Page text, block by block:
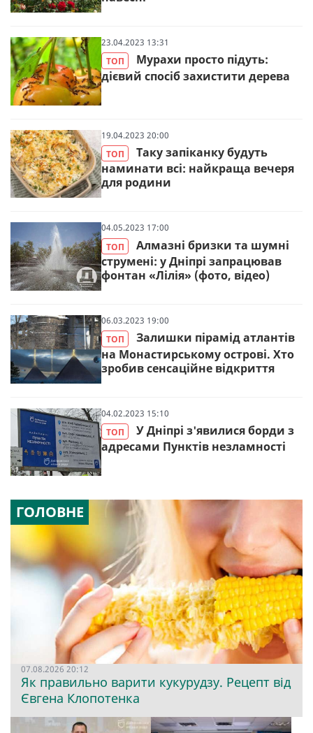
23.04.2023 13:31
ТОП
Мурахи просто підуть:
дієвий спосіб захистити дерева
19.04.2023 20:00
ТОП
Таку запіканку будуть
наминати всі: найкраща вечеря
для родини
04.05.2023 17:00
ТОП
Алмазні бризки та шумні
струмені: у Дніпрі запрацював
фонтан «Лілія» (фото, відео)
06.03.2023 19:00
ТОП
Залишки пірамід атлантів
на Монастирському острові. Хто
зробив сенсаційне відкриття
04.02.2023 15:10
ТОП
У Дніпрі з'явилися борди з
адресами Пунктів незламності
ГОЛОВНЕ
07.08.2026 20:12
Як правильно варити кукурудзу. Рецепт від
Євгена Клопотенка